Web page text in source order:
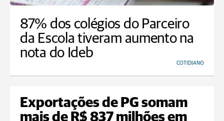
87% dos colégios do Parceiro
da Escola tiveram aumento na
nota do Ideb
COTIDIANO
Exportações de PG somam
mais de R$ 837 milhões em